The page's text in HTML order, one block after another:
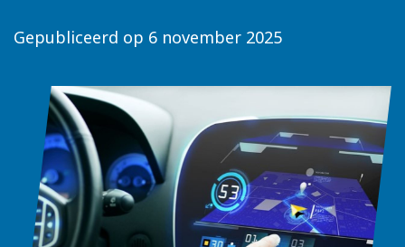
Gepubliceerd op 6 november 2025